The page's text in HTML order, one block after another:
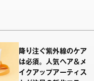
降り注ぐ紫外線のケア
は必須。人気ヘア＆メ
イクアップアーティス